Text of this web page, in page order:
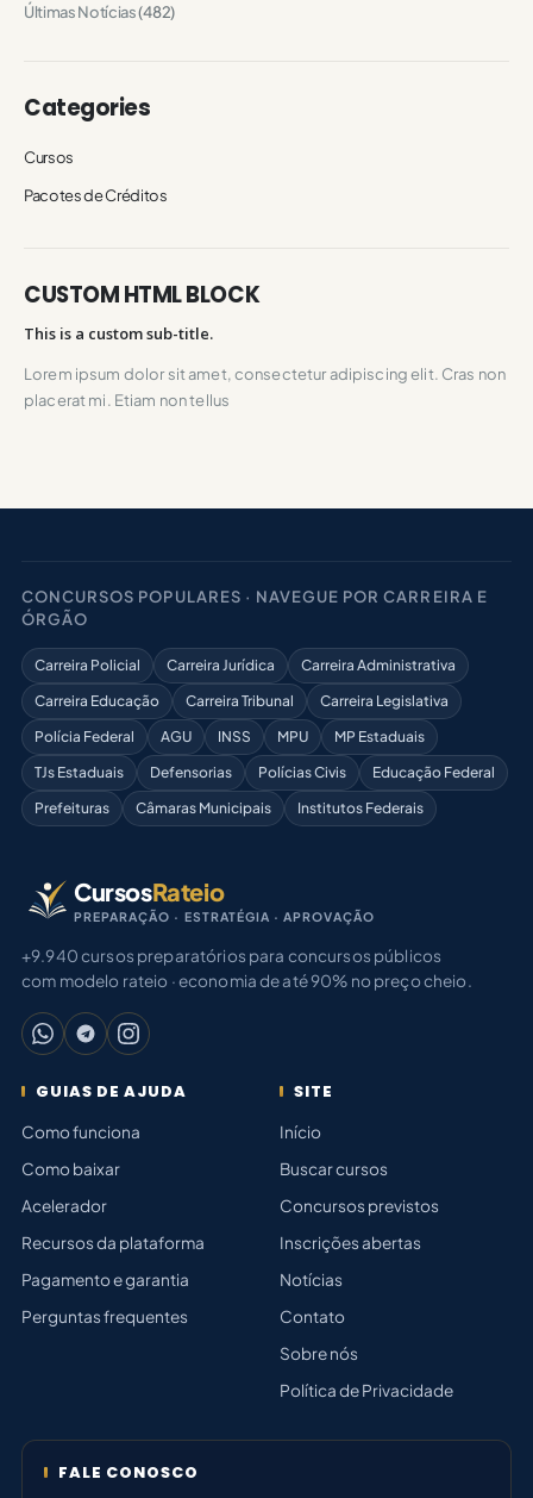
Últimas Notícias(482)
Categories
Cursos
Pacotes de Créditos
CUSTOM HTML BLOCK
This is a custom sub-title.
Lorem ipsum dolor sit amet, consectetur adipiscing elit. Cras non
placerat mi. Etiam non tellus
CONCURSOS POPULARES · NAVEGUE POR CARREIRA E
ÓRGÃO
Carreira Policial Carreira Jurídica
Carreira Administrativa
Carreira Educação
Carreira Tribunal
Carreira Legislativa
Polícia Federal
AGU INSS MPU
MP Estaduais
TJs Estaduais
Defensorias Polícias Civis
Educação Federal
Prefeituras
Câmaras Municipais Institutos Federais
CursosRateio
PREPARAÇÃO · ESTRATÉGIA · APROVAÇÃO
+9.940 cursos preparatórios para concursos públicos
com modelo rateio · economia de até 90% no preço cheio.
GUIAS DE AJUDA
Como funciona
Como baixar
Acelerador
Recursos da plataforma
Pagamento e garantia
Perguntas frequentes
SITE
Início
Buscar cursos
Concursos previstos
Inscrições abertas
Notícias
Contato
Sobre nós
Política de Privacidade
FALE CONOSCO